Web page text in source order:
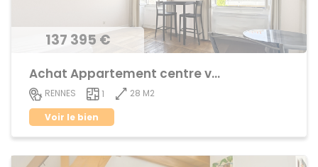
137 395 €
Achat Appartement centre ville
RENNES 1
28 M2
Voir le bien